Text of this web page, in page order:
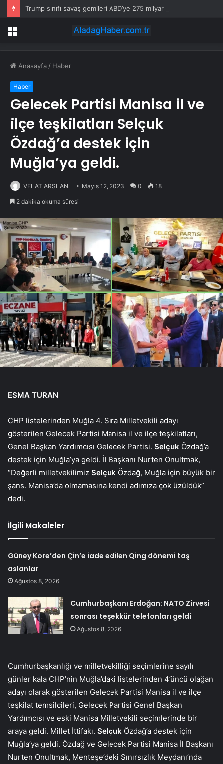
Menü
Anasayfa / Haber
Haber
Gelecek Partisi Manisa il ve
ilçe teşkilatları Selçuk
Özdağ’a destek için
Muğla’ya geldi.
VELAT ARSLAN Mayıs 12, 2023 0 18
2 dakika okuma süresi
ESMA TURAN
CHP listelerinden Muğla 4. Sıra Milletvekili adayı
gösterilen Gelecek Partisi Manisa il ve ilçe teşkilatları,
Genel Başkan Yardımcısı Gelecek Partisi. Selçuk Özdağ’a
destek için Muğla’ya geldi. İl Başkanı Nurten Onultmak,
“Değerli milletvekilimiz Selçuk Özdağ, Muğla için büyük bir
şans. Manisa’da olmamasına kendi adımıza çok üzüldük”
dedi.
İlgili Makaleler
Güney Kore’den Çin’e iade edilen Qing dönemi taş
aslanlar
Ağustos 8, 2026
Cumhurbaşkanı Erdoğan: NATO Zirvesi
sonrası teşekkür telefonları geldi
Ağustos 8, 2026
Cumhurbaşkanlığı ve milletvekilliği seçimlerine sayılı
günler kala CHP’nin Muğla’daki listelerinden 4’üncü olağan
adayı olarak gösterilen Gelecek Partisi Manisa il ve ilçe
teşkilat temsilcileri, Gelecek Partisi Genel Başkan
Yardımcısı ve eski Manisa Milletvekili seçimlerinde bir
araya geldi. Millet İttifakı. Selçuk Özdağ’a destek için
Muğla’ya geldi. Özdağ ve Gelecek Partisi Manisa İl Başkanı
Nurten Onultmak, Menteşe’deki Sınırsızlık Meydanı’nda